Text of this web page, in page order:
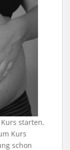
starten.
Kurs
schon